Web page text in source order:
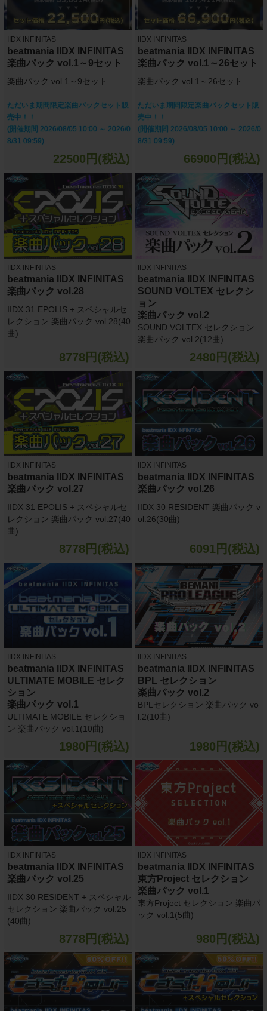
IIDX INFINITAS
beatmania IIDX INFINITAS
楽曲パック vol.1～9セット
楽曲パック vol.1～9セット
ただいま期間限定楽曲パックセット販
売中！！
(開催期間 2026/08/05 10:00 ～ 2026/0
8/31 09:59)
22500円(税込)
IIDX INFINITAS
beatmania IIDX INFINITAS
楽曲パック vol.1～26セット
楽曲パック vol.1～26セット
ただいま期間限定楽曲パックセット販
売中！！
(開催期間 2026/08/05 10:00 ～ 2026/0
8/31 09:59)
66900円(税込)
IIDX INFINITAS
beatmania IIDX INFINITAS
楽曲パック vol.28
IIDX 31 EPOLIS + スペシャルセ
レクション 楽曲パック vol.28(40
曲)
8778円(税込)
IIDX INFINITAS
beatmania IIDX INFINITAS
SOUND VOLTEX セレクシ
ョン
楽曲パック vol.2
SOUND VOLTEX セレクション
楽曲パック vol.2(12曲)
2480円(税込)
IIDX INFINITAS
beatmania IIDX INFINITAS
楽曲パック vol.27
IIDX 31 EPOLIS + スペシャルセ
レクション 楽曲パック vol.27(40
曲)
8778円(税込)
IIDX INFINITAS
beatmania IIDX INFINITAS
楽曲パック vol.26
IIDX 30 RESIDENT 楽曲パック v
ol.26(30曲)
6091円(税込)
IIDX INFINITAS
beatmania IIDX INFINITAS
ULTIMATE MOBILE セレク
ション
楽曲パック vol.1
ULTIMATE MOBILE セレクショ
ン 楽曲パック vol.1(10曲)
1980円(税込)
IIDX INFINITAS
beatmania IIDX INFINITAS
BPL セレクション
楽曲パック vol.2
BPLセレクション 楽曲パック vo
l.2(10曲)
1980円(税込)
IIDX INFINITAS
beatmania IIDX INFINITAS
楽曲パック vol.25
IIDX 30 RESIDENT + スペシャル
セレクション 楽曲パック vol.25
(40曲)
8778円(税込)
IIDX INFINITAS
beatmania IIDX INFINITAS
東方Project セレクション
楽曲パック vol.1
東方Project セレクション 楽曲パ
ック vol.1(5曲)
980円(税込)